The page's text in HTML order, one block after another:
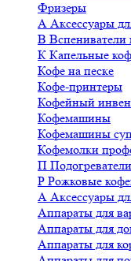
Фризеры
А Аксессуары
В Вспениватели
К Капельные
Кофе на песке
Кофе-принтеры
Кофейный
Кофемашины
Кофемашины
Кофемолки
П
Р Рожковые
А Аксессуары
Аппараты для
Аппараты для
Аппараты для